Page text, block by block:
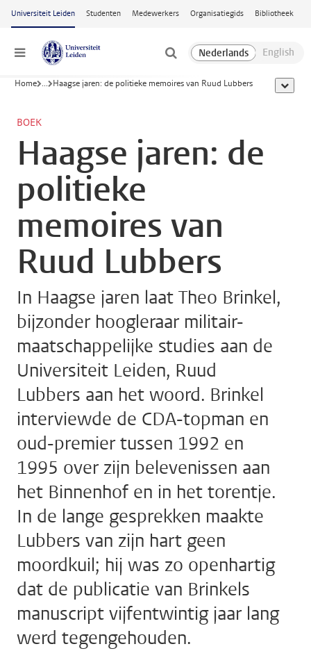
Ga naar hoofdinhoud
Universiteit Leiden Studenten Medewerkers Organisatiegids Bibliotheek
Menu
Home ... Haagse jaren: de politieke memoires van Ruud Lubbers toon
BOEK
Haagse jaren: de
politieke
memoires van
Ruud Lubbers
In Haagse jaren laat Theo Brinkel,
bijzonder hoogleraar militair-
maatschappelijke studies aan de
Universiteit Leiden, Ruud
Lubbers aan het woord. Brinkel
interviewde de CDA-topman en
oud-premier tussen 1992 en
1995 over zijn belevenissen aan
het Binnenhof en in het torentje.
In de lange gesprekken maakte
Lubbers van zijn hart geen
moordkuil; hij was zo openhartig
dat de publicatie van Brinkels
manuscript vijfentwintig jaar lang
werd tegengehouden.